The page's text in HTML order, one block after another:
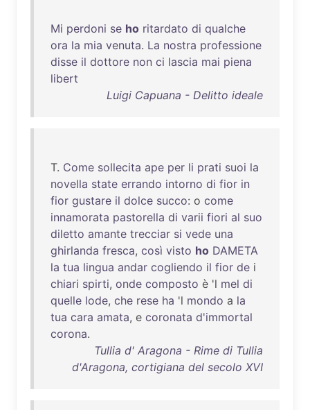
Mi perdoni se ho ritardato di qualche
ora la mia venuta. La nostra professione
disse il dottore non ci lascia mai piena
libert
Luigi Capuana - Delitto ideale
T. Come sollecita ape per li prati suoi la
novella state errando intorno di fior in
fior gustare il dolce succo: o come
innamorata pastorella di varii fiori al suo
diletto amante trecciar si vede una
ghirlanda fresca, così visto ho DAMETA
la tua lingua andar cogliendo il fior de i
chiari spirti, onde composto è 'l mel di
quelle lode, che rese ha 'l mondo a la
tua cara amata, e coronata d'immortal
corona.
Tullia d' Aragona - Rime di Tullia
d'Aragona, cortigiana del secolo XVI